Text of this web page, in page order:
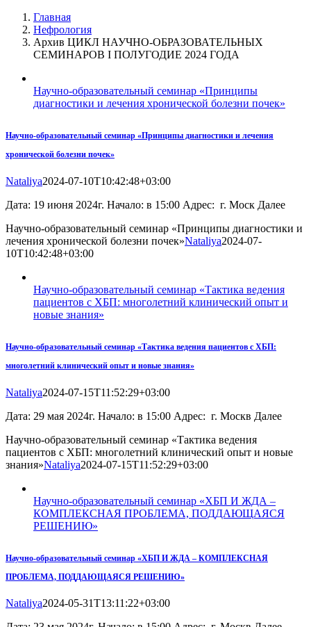
Главная
Нефрология
Архив ЦИКЛ НАУЧНО-ОБРАЗОВАТЕЛЬНЫХ
СЕМИНАРОВ I ПОЛУГОДИЕ 2024 ГОДА
Научно-образовательный семинар «Принципы
диагностики и лечения хронической болезни почек»
Научно-образовательный семинар «Принципы диагностики и лечения
хронической болезни почек»
Nataliya2024-07-10T10:42:48+03:00
Дата: 19 июня 2024г. Начало: в 15:00 Адрес: г. Моск Далее
Научно-образовательный семинар «Принципы диагностики и
лечения хронической болезни почек»Nataliya2024-07-
10T10:42:48+03:00
Научно-образовательный семинар «Тактика ведения
пациентов с ХБП: многолетний клинический опыт и
новые знания»
Научно-образовательный семинар «Тактика ведения пациентов с ХБП:
многолетний клинический опыт и новые знания»
Nataliya2024-07-15T11:52:29+03:00
Дата: 29 мая 2024г. Начало: в 15:00 Адрес: г. Москв Далее
Научно-образовательный семинар «Тактика ведения
пациентов с ХБП: многолетний клинический опыт и новые
знания»Nataliya2024-07-15T11:52:29+03:00
Научно-образовательный семинар «ХБП И ЖДА –
КОМПЛЕКСНАЯ ПРОБЛЕМА, ПОДДАЮЩАЯСЯ
РЕШЕНИЮ»
Научно-образовательный семинар «ХБП И ЖДА – КОМПЛЕКСНАЯ
ПРОБЛЕМА, ПОДДАЮЩАЯСЯ РЕШЕНИЮ»
Nataliya2024-05-31T13:11:22+03:00